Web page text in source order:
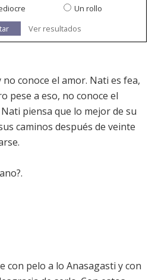
Un rollo
Ver resultados
conoce el amor. Nati es fea,
pese a eso, no conoce el
piensa que lo mejor de su
caminos después de veinte
con pelo a lo Anasagasti y con